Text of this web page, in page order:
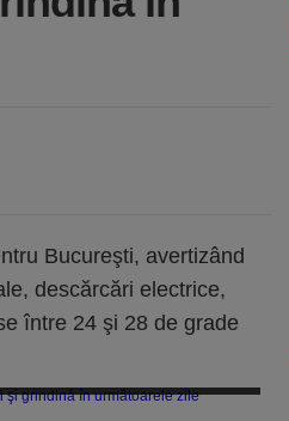
Bucureşti, avertizând
descărcări electrice,
între 24 şi 28 de grade